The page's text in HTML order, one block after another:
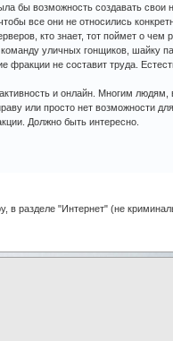
бы возможность создавать свои
все они не относились
кто знает, тот поймет о чем
уличных гонщиков, шайку
фракции не составит труда.
и онлайн. Многим людям,
или просто нет возможности
Должно быть интересно.
в разделе "Интернет" (не